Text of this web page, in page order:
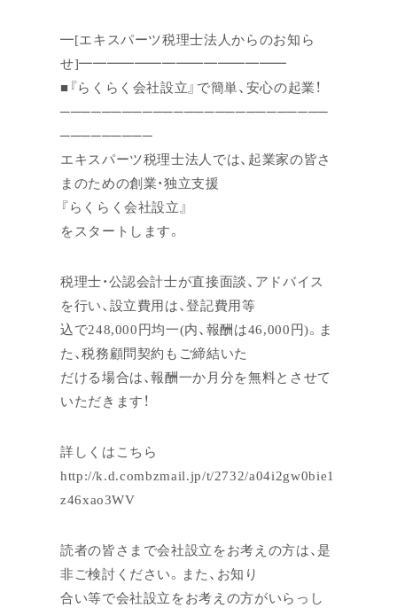
━[エキスパーツ税理士法人からのお知ら
せ]━━━━━━━━━━━━━━━
■『らくらく会社設立』で簡単、安心の起業！
──────────────────────────
─────────
エキスパーツ税理士法人では、起業家の皆さ
まのための創業・独立支援
『らくらく会社設立』
をスタートします。
税理士・公認会計士が直接面談、アドバイス
を行い、設立費用は、登記費用等
込で248,000円均一(内、報酬は46,000円)。ま
た、税務顧問契約もご締結いた
だける場合は、報酬一か月分を無料とさせて
いただきます！
詳しくはこちら
http://k.d.combzmail.jp/t/2732/a04i2gw0bie1
z46xao3WV
読者の皆さまで会社設立をお考えの方は、是
非ご検討ください。また、お知り
合い等で会社設立をお考えの方がいらっし